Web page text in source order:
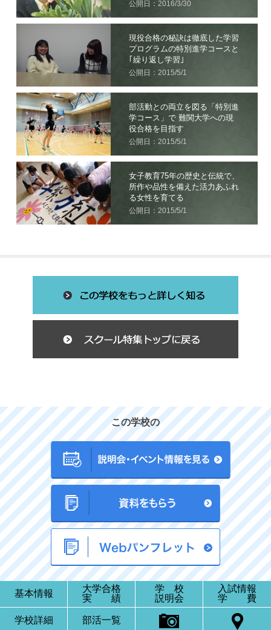
公開日：2016/3/30
現役合格の秘訣は徹底した学習
プログラムの特別進学コースと
｢繰り返し学習｣
公開日：2015/5/1
部活動との両立を図る「特別進
学コース」で 難関大学への現
役合格を目指す
公開日：2015/5/1
女子教育75年の歴史と伝統で、
所作や品性を備えた活力あふれ
る女性を育てる
公開日：2015/5/1
この学校の
基本情報
大学合格
実 績
学 校
説明会
入試情報
学 費
学校詳細 部活一覧